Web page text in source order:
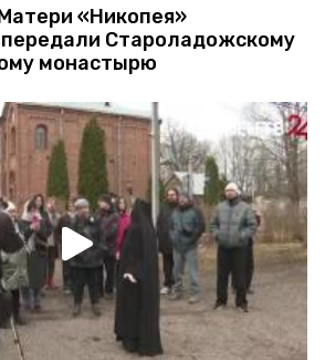
«Никопея»
Староладожскому
монастырю